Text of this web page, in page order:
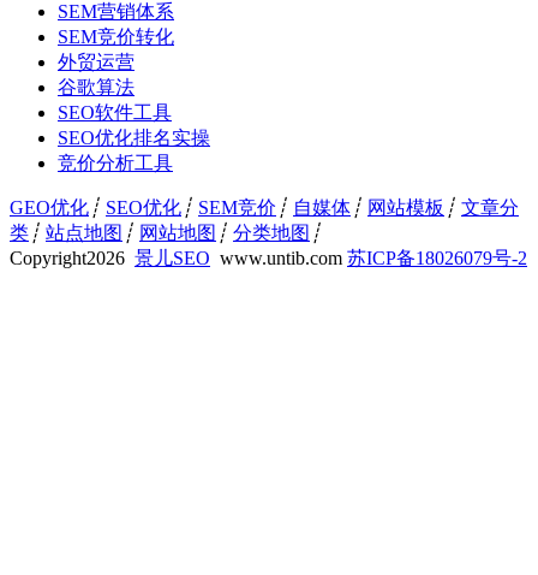
SEM营销体系
SEM竞价转化
外贸运营
谷歌算法
SEO软件工具
SEO优化排名实操
竞价分析工具
GEO优化 ┊ SEO优化 ┊ SEM竞价 ┊ 自媒体 ┊ 网站模板 ┊ 文章分
类 ┊ 站点地图 ┊ 网站地图 ┊ 分类地图 ┊
Copyright2026 景儿SEO www.untib.com 苏ICP备18026079号-2